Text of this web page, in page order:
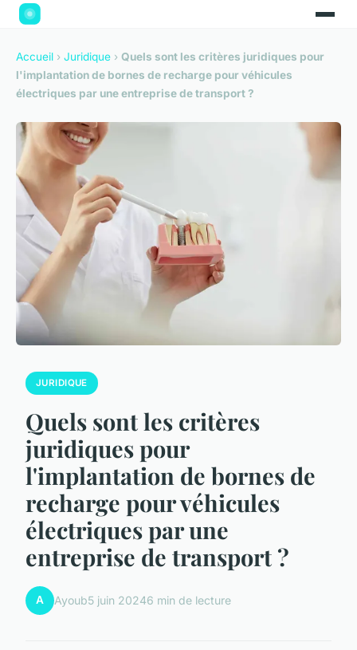
Accueil › Juridique › Quels sont les critères juridiques pour
l'implantation de bornes de recharge pour véhicules
électriques par une entreprise de transport ?
JURIDIQUE
Quels sont les critères
juridiques pour
l'implantation de bornes de
recharge pour véhicules
électriques par une
entreprise de transport ?
A Ayoub5 juin 20246 min de lecture